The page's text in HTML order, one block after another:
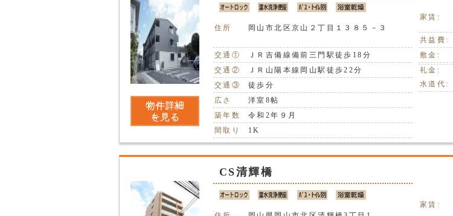
住所 岡山市北区京山２丁目１３８５－３
交通①
ＪＲ吉備線備前三門駅徒歩18分
交通②
ＪＲ山陽本線岡山駅徒歩22分
交通③
徒歩分
広さ
洋室8帖
築年数
令和2年９月
間取り
1K
家賃:
共益費:
敷金:
礼金:
水道代:
CS清輝橋
家賃: